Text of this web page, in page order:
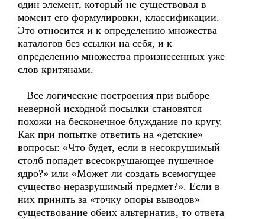
один элемент, который не существовал в
момент его формулировки, классификации.
Это относится и к определению множества
каталогов без ссылки на себя, и к
определению множества произнесенных уже
слов критянами.
Все логические построения при выборе
неверной исходной посылки становятся
похожи на бесконечное блуждание по кругу.
Как при попытке ответить на «детские»
вопросы: «Что будет, если в несокрушимый
столб попадет всесокрушающее пушечное
ядро?» или «Может ли создать всемогущее
существо неразрушимый предмет?». Если в
них принять за «точку опоры выводов»
существование обеих альтернатив, то ответа